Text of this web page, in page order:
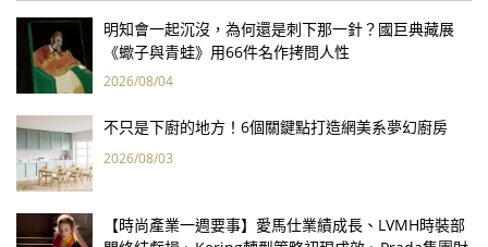
明知會一起沉沒，為何還是刺下那一針？國巨典藏展
《蠍子與青蛙》用66件名作拷問人性
2026/08/04
不只是下廚的地方！6個關鍵點打造網美系夢幻廚房
2026/08/03
【時尚產業一週要事】愛馬仕業績成長、LVMH時裝部